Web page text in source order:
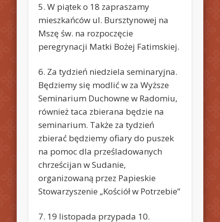
5. W piątek o 18 zapraszamy
mieszkańców ul. Bursztynowej na
Mszę św. na rozpoczęcie
peregrynacji Matki Bożej Fatimskiej.
6. Za tydzień niedziela seminaryjna.
Będziemy się modlić w za Wyższe
Seminarium Duchowne w Radomiu,
również taca zbierana będzie na
seminarium. Także za tydzień
zbierać będziemy ofiary do puszek
na pomoc dla prześladowanych
chrześcijan w Sudanie,
organizowaną przez Papieskie
Stowarzyszenie „Kościół w Potrzebie”
7. 19 listopada przypada 10.